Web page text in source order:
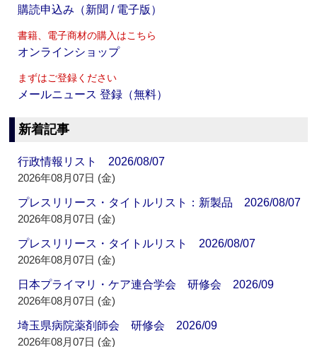
購読申込み（新聞 / 電子版）
書籍、電子商材の購入はこちら
オンラインショップ
まずはご登録ください
メールニュース 登録（無料）
新着記事
行政情報リスト 2026/08/07
2026年08月07日 (金)
プレスリリース・タイトルリスト：新製品 2026/08/07
2026年08月07日 (金)
プレスリリース・タイトルリスト 2026/08/07
2026年08月07日 (金)
日本プライマリ・ケア連合学会 研修会 2026/09
2026年08月07日 (金)
埼玉県病院薬剤師会 研修会 2026/09
2026年08月07日 (金)